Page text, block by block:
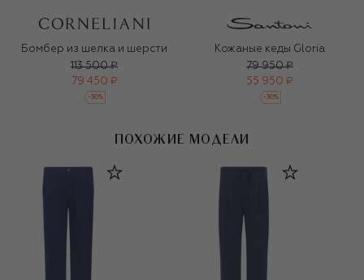
Бомбер из шелка и шерсти
113 500 ₽
79 450 ₽
-30%
Кожаные кеды Gloria
79 950 ₽
55 950 ₽
-30%
ПОХОЖИЕ МОДЕЛИ